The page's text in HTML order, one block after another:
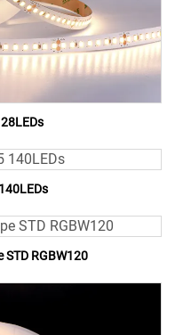
STD RGBW120